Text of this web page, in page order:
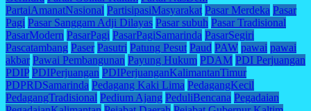
PartaiAmanatNasional PartisipasiMasyarakat Pasar Merdeka Pasar
Pagi Pasar Sanggam Adji Dilayas Pasar subuh Pasar Tradisional
PasarModern PasarPagi PasarPagiSamarinda PasarSegiri
Pascatambang Paser Pasutri Patung Pesut Paud PAW pawai pawai
akbar Pawai Pembangunan Payung Hukum PDAM PDI Perjuangan
PDIP PDIPerjuangan PDIPerjuanganKalimantanTimur
PDPRDSamarinda Pedagang Kaki Lima PedagangKecil
PedagangTradisional Pedium Ajang PeduliBencana Pegadaian